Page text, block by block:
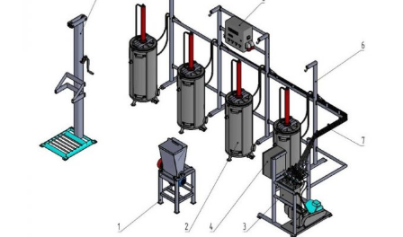
Каталог
Доставка і оплата
Новини
Контакти